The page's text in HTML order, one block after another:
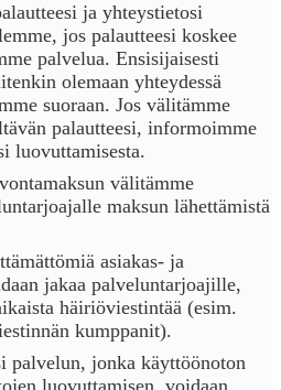
ja yhteystietosi
jos palautteesi koskee
palvelua. Ensisijaisesti
olemaan yhteydessä
suoraan. Jos välitämme
palautteesi, informoimme
luovuttamisesta.
välitämme
maksun lähettämistä
asiakas- ja
jakaa palveluntarjoajille,
häiriöviestintää (esim.
kumppanit).
palvelun, jonka käyttöönoton